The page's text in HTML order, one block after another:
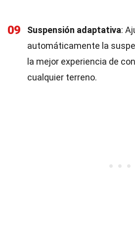
09 Suspensión adaptativa:
automáticamente la
la mejor experiencia de
cualquier terreno.